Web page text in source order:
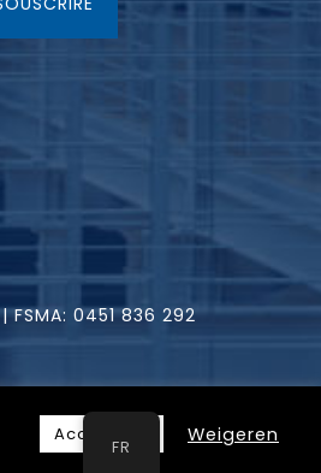
0451 836 292
Accepteer Weigeren
FR